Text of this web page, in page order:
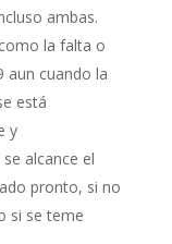
ambas.
la falta o
aun cuando la
está
y
alcance el
pronto, si no
si se teme